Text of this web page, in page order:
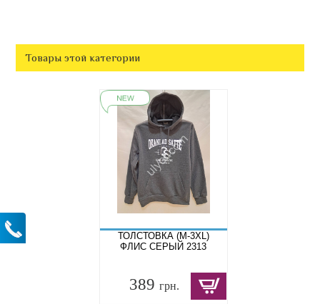
Товары этой категории
ТОЛСТОВКА (M-3XL)
ФЛИС СЕРЫЙ 2313
389 грн.